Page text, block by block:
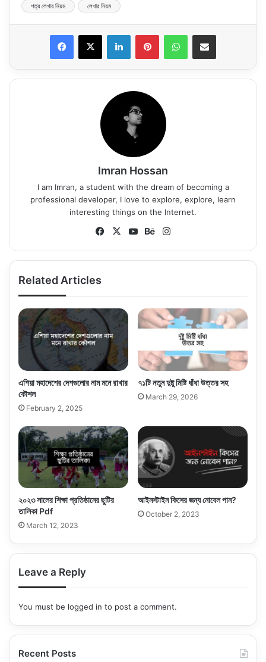
পত্র লেখার নিয়ম
লেখার নিয়ম
Imran Hossan
I am Imran, a student with the dream of becoming a
professional developer, I love to explore, explore, learn
interesting things on the Internet.
Fa
bo
X
Yo
ub
Be
nc
ra
Related Articles
এশিয়া মহাদেশের দেশগুলোর নাম মনে রাখার
কৌশল
February 2, 2025
৭১টি নতুন দুষ্টু মিষ্টি ধাঁধা উত্তর সহ
March 29, 2026
২০২৩ সালের শিক্ষা প্রতিষ্ঠানের ছুটির
তালিকা Pdf
March 12, 2023
আইনস্টাইন কিসের জন্য নোবেল পান?
October 2, 2023
Leave a Reply
You must be logged in to post a comment.
Recent Posts